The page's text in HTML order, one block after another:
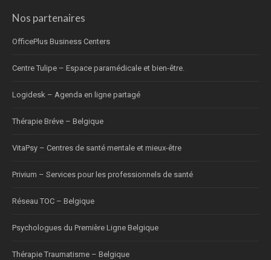
Nos partenaires
OfficePlus Business Centers
Centre Tulipe – Espace paramédicale et bien-être.
Logidesk – Agenda en ligne partagé
Thérapie Bréve – Belgique
VitaPsy – Centres de santé mentale et mieux-être
Privium – Services pour les professionnels de santé
Réseau TOC – Belgique
Psychologues du Première Ligne Belgique
Thérapie Traumatisme – Belgique